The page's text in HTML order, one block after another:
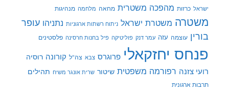
ישראל כרזות מהפכה משטרית מחאה מלחמה מנהיגות
משטרה משטרת ישראל ניתוח רשתות ארגוניות נתניהו עופר
בורין עוצמה עזה עמר דנק פוליטיקה פיל בחנות חרסינה פלסטינים
פנחס יחזקאלי פרוגרס צבא צה"ל קורונה רוסיה
רועי צזנה רפורמה משפטית שיטור שרית אונגר משיח תהילים
תרבות ארגונית